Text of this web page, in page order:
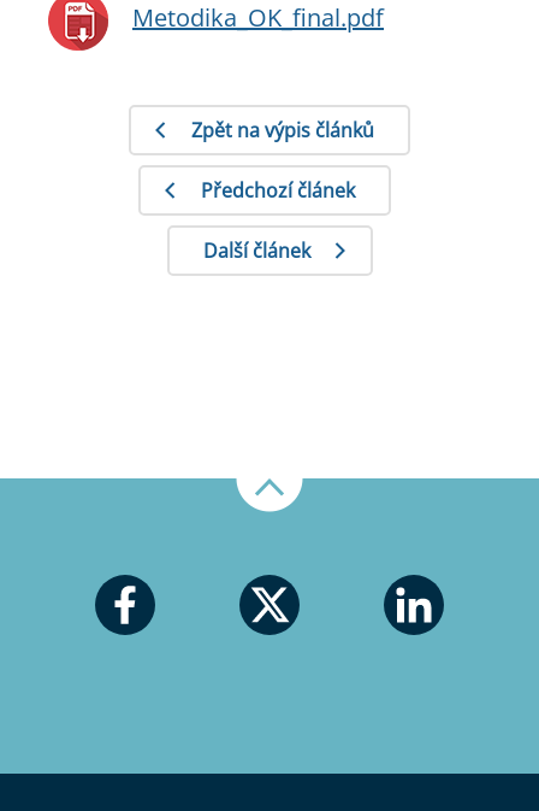
Metodika_OK_final.pdf
Zpět na výpis článků
Předchozí článek
Další článek